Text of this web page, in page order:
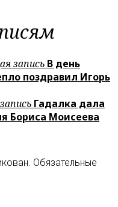
запись В день
поздравил Игорь
Гадалка дала
Бориса Моисеева
Обязательные